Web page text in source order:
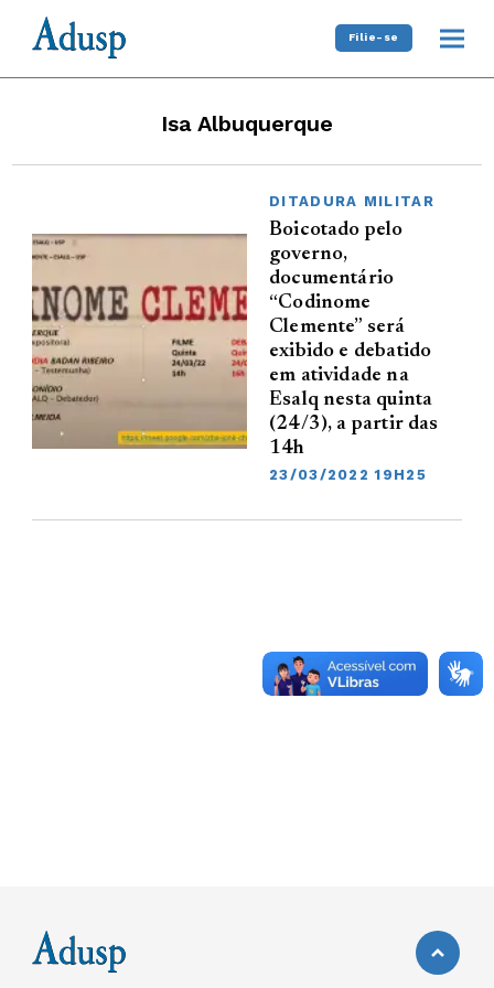
Filie-se
Isa Albuquerque
DITADURA MILITAR
Boicotado pelo
governo,
documentário
“Codinome
Clemente” será
exibido e debatido
em atividade na
Esalq nesta quinta
(24/3), a partir das
14h
23/03/2022 19H25